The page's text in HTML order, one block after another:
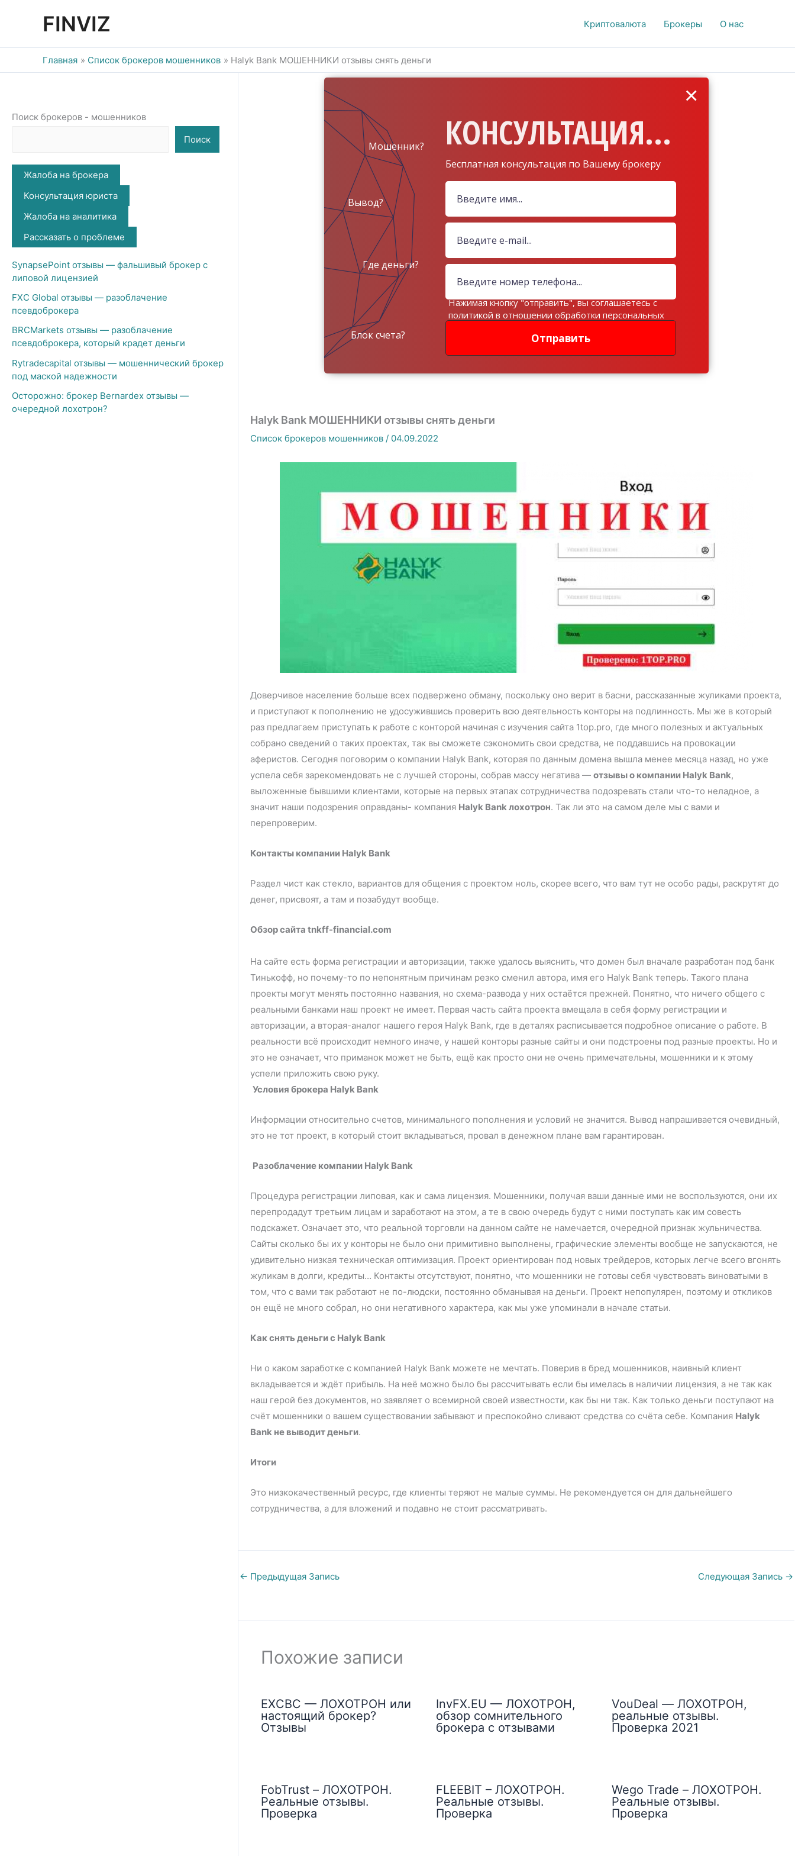
FINVIZ Криптовалюта Брокеры О нас
Главная Список брокеров мошенников Halyk Bank МОШЕННИКИ отзывы снять деньги
Поиск брокеров - мошенников
Поиск
Жалоба на брокера
Консультация юриста
Жалоба на аналитика
Рассказать о проблеме
SynapsePoint отзывы — фальшивый брокер с
липовой лицензией
FXC Global отзывы — разоблачение
псевдоброкера
BRCMarkets отзывы — разоблачение
псевдоброкера, который крадет деньги
Rytradecapital отзывы — мошеннический брокер
под маской надежности
Осторожно: брокер Bernardex отзывы —
очередной лохотрон?
КОНСУЛЬТАЦИЯ...
Бесплатная консультация по Вашему брокеру
Мошенник?
Вывод?
Где деньги?
Блок счета? Отправить
×
Нажимая кнопку "отправить", вы соглашаетесь с
политикой в отношении обработки персональных
Halyk Bank МОШЕННИКИ отзывы снять деньги
Список брокеров мошенников / 04.09.2022
Доверчивое население больше всех подвержено обману, поскольку оно верит в басни, рассказанные жуликами проекта,
и приступают к пополнению не удосужившись проверить всю деятельность конторы на подлинность. Мы же в который
раз предлагаем приступать к работе с конторой начиная с изучения сайта 1top.pro, где много полезных и актуальных
собрано сведений о таких проектах, так вы сможете сэкономить свои средства, не поддавшись на провокации
аферистов. Сегодня поговорим о компании Halyk Bank, которая по данным домена вышла менее месяца назад, но уже
успела себя зарекомендовать не с лучшей стороны, собрав массу негатива —отзывы о компании Halyk Bank,
выложенные бывшими клиентами, которые на первых этапах сотрудничества подозревать стали что-то неладное, а
значит наши подозрения оправданы- компания Halyk Bank лохотрон. Так ли это на самом деле мы с вами и
перепроверим.
Контакты компании Halyk Bank
Раздел чист как стекло, вариантов для общения с проектом ноль, скорее всего, что вам тут не особо рады, раскрутят до
денег, присвоят, а там и позабудут вообще.
Обзор сайта tnkff-financial.com
На сайте есть форма регистрации и авторизации, также удалось выяснить, что домен был вначале разработан под банк
Тинькофф, но почему-то по непонятным причинам резко сменил автора, имя его Halyk Bank теперь. Такого плана
проекты могут менять постоянно названия, но схема-развода у них остаётся прежней. Понятно, что ничего общего с
реальными банками наш проект не имеет. Первая часть сайта проекта вмещала в себя форму регистрации и
авторизации, а вторая-аналог нашего героя Halyk Bank, где в деталях расписывается подробное описание о работе. В
реальности всё происходит немного иначе, у нашей конторы разные сайты и они подстроены под разные проекты. Но и
это не означает, что приманок может не быть, ещё как просто они не очень примечательны, мошенники и к этому
успели приложить свою руку.
Условия брокера Halyk Bank
Информации относительно счетов, минимального пополнения и условий не значится. Вывод напрашивается очевидный,
это не тот проект, в который стоит вкладываться, провал в денежном плане вам гарантирован.
Разоблачение компании Halyk Bank
Процедура регистрации липовая, как и сама лицензия. Мошенники, получая ваши данные ими не воспользуются, они их
перепродадут третьим лицам и заработают на этом, а те в свою очередь будут с ними поступать как им совесть
подскажет. Означает это, что реальной торговли на данном сайте не намечается, очередной признак жульничества.
Сайты сколько бы их у конторы не было они примитивно выполнены, графические элементы вообще не запускаются, не
удивительно низкая техническая оптимизация. Проект ориентирован под новых трейдеров, которых легче всего вгонять
жуликам в долги, кредиты… Контакты отсутствуют, понятно, что мошенники не готовы себя чувствовать виноватыми в
том, что с вами так работают не по-людски, постоянно обманывая на деньги. Проект непопулярен, поэтому и откликов
он ещё не много собрал, но они негативного характера, как мы уже упоминали в начале статьи.
Как снять деньги с Halyk Bank
Ни о каком заработке с компанией Halyk Bank можете не мечтать. Поверив в бред мошенников, наивный клиент
вкладывается и ждёт прибыль. На неё можно было бы рассчитывать если бы имелась в наличии лицензия, а не так как
наш герой без документов, но заявляет о всемирной своей известности, как бы ни так. Как только деньги поступают на
счёт мошенники о вашем существовании забывают и преспокойно сливают средства со счёта себе. Компания Halyk
Bank не выводит деньги.
Итоги
Это низкокачественный ресурс, где клиенты теряют не малые суммы. Не рекомендуется он для дальнейшего
сотрудничества, а для вложений и подавно не стоит рассматривать.
← Предыдущая Запись Следующая Запись →
Похожие записи
EXCBC — ЛОХОТРОН или
настоящий брокер?
Отзывы
InvFX.EU — ЛОХОТРОН,
обзор сомнительного
брокера с отзывами
VouDeal — ЛОХОТРОН,
реальные отзывы.
Проверка 2021
FobTrust – ЛОХОТРОН.
Реальные отзывы.
Проверка
FLEEBIT – ЛОХОТРОН.
Реальные отзывы.
Проверка
Wego Trade – ЛОХОТРОН.
Реальные отзывы.
Проверка